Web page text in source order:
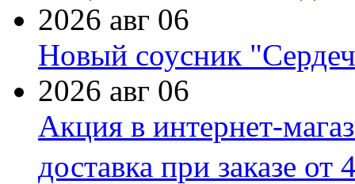
2026 авг 06
Новый соусник
2026 авг 06
Акция в интернет-
доставка при заказе от